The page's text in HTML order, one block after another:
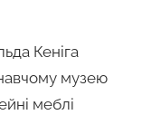
Кеніга
музею
меблі